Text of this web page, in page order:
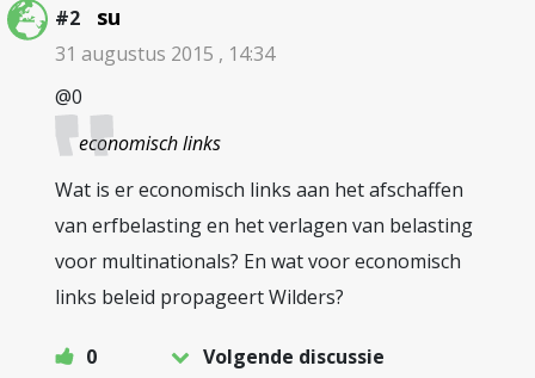
#2 su
31 augustus 2015 , 14:34
@0
economisch links
Wat is er economisch links aan het afschaffen
van erfbelasting en het verlagen van belasting
voor multinationals? En wat voor economisch
links beleid propageert Wilders?
0
Volgende discussie